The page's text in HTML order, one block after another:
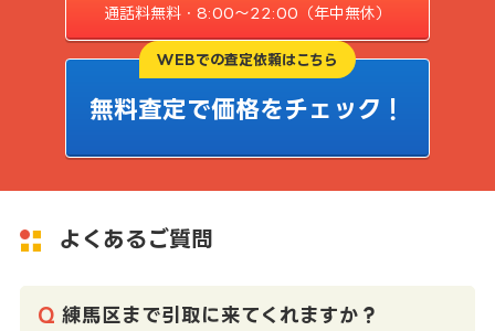
通話料無料・8:00〜22:00（年中無休）
WEBでの査定依頼はこちら
無料査定で価格をチェック！
よくあるご質問
練馬区まで引取に来てくれますか？